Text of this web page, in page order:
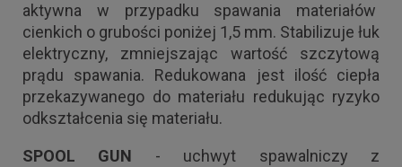
aktywna w przypadku spawania materiałów
cienkich o grubości poniżej 1,5 mm. Stabilizuje łuk
elektryczny, zmniejszając wartość szczytową
prądu spawania. Redukowana jest ilość ciepła
przekazywanego do materiału redukując ryzyko
odkształcenia się materiału.
SPOOL GUN - uchwyt spawalniczy z